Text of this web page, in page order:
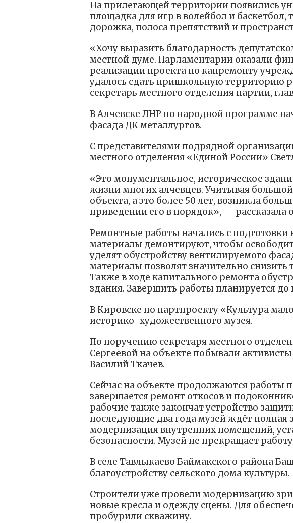
На прилегающей территории появились
площадка для игр в волейбол и баскетбол,
дорожка, полоса препятствий и
«Хочу выразить благодарность
местной думе. Парламентарии оказали
реализации проекта по капремонту
удалось сдать пришкольную территорию
секретарь местного отделения партии,
В Алчевске ЛНР по народной программе
фасада ДК металлургов.
С представителями подрядной
местного отделения «Единой России»
«Это монументальное, историческое
жизни многих алчевцев. Учитывая
объекта, а это более 50 лет, возникла
приведении его в порядок», — рассказала
Ремонтные работы начались с подготовки
материалы демонтируют, чтобы
уделят обустройству вентилируемого
материалы позволят значительно
Также в ходе капитального ремонта
здания. Завершить работы планируется до
В Кировске по партпроекту «Культура
историко-художественного музея.
По поручению секретаря местного
Сергеевой на объекте побывали
Василий Ткачев.
Сейчас на объекте продолжаются работы
завершается ремонт откосов и
рабочие также закончат устройство
последующие два года музей ждёт
модернизация внутренних помещений,
безопасности. Музей не прекращает
В селе Тавлыкаево Баймакского района
благоустройству сельского дома культуры.
Строители уже провели модернизацию
новые кресла и одежду сцены. Для
пробурили скважину.